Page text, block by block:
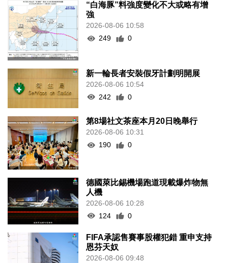
“白海豚”料強度變化不大或略有增
強
2026-08-06 10:58
249
0
新一輪長者安裝假牙計劃明開展
2026-08-06 10:54
242
0
第8場社文茶座本月20日晚舉行
2026-08-06 10:31
190
0
德國萊比錫機場跑道現載爆炸物無
人機
2026-08-06 10:28
124
0
FIFA承認售賽事股權犯錯 重申支持
恩芬天奴
2026-08-06 09:48